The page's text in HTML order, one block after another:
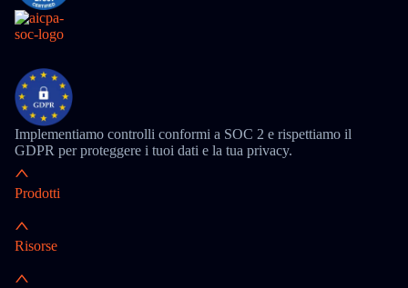
Implementiamo controlli conformi a SOC 2 e rispettiamo il
GDPR per proteggere i tuoi dati e la tua privacy.
Prodotti
Risorse